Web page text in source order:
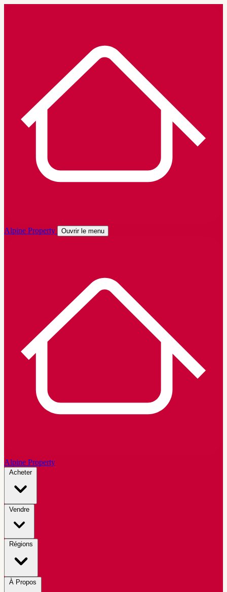
Alpine Property Ouvrir le menu
Alpine Property
Acheter
Vendre
Régions
À Propos